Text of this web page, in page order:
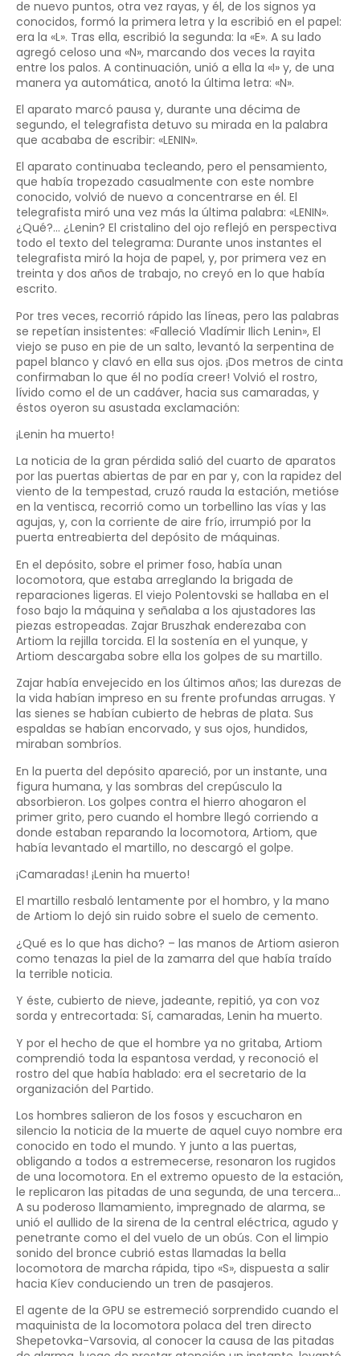
de nuevo puntos, otra vez rayas, y él, de los signos ya
conocidos, formó la primera letra y la escribió en el papel:
era la «L». Tras ella, escribió la segunda: la «E». A su lado
agregó celoso una «N», marcando dos veces la rayita
entre los palos. A continuación, unió a ella la «I» y, de una
manera ya automática, anotó la última letra: «N».
El aparato marcó pausa y, durante una décima de
segundo, el telegrafista detuvo su mirada en la palabra
que acababa de escribir: «LENIN».
El aparato continuaba tecleando, pero el pensamiento,
que había tropezado casualmente con este nombre
conocido, volvió de nuevo a concentrarse en él. El
telegrafista miró una vez más la última palabra: «LENIN».
¿Qué?… ¿Lenin? El cristalino del ojo reflejó en perspectiva
todo el texto del telegrama: Durante unos instantes el
telegrafista miró la hoja de papel, y, por primera vez en
treinta y dos años de trabajo, no creyó en lo que había
escrito.
Por tres veces, recorrió rápido las líneas, pero las palabras
se repetían insistentes: «Falleció Vladímir Ilich Lenin», El
viejo se puso en pie de un salto, levantó la serpentina de
papel blanco y clavó en ella sus ojos. ¡Dos metros de cinta
confirmaban lo que él no podía creer! Volvió el rostro,
lívido como el de un cadáver, hacia sus camaradas, y
éstos oyeron su asustada exclamación:
¡Lenin ha muerto!
La noticia de la gran pérdida salió del cuarto de aparatos
por las puertas abiertas de par en par y, con la rapidez del
viento de la tempestad, cruzó rauda la estación, metióse
en la ventisca, recorrió como un torbellino las vías y las
agujas, y, con la corriente de aire frío, irrumpió por la
puerta entreabierta del depósito de máquinas.
En el depósito, sobre el primer foso, había unan
locomotora, que estaba arreglando la brigada de
reparaciones ligeras. El viejo Polentovski se hallaba en el
foso bajo la máquina y señalaba a los ajustadores las
piezas estropeadas. Zajar Bruszhak enderezaba con
Artiom la rejilla torcida. El la sostenía en el yunque, y
Artiom descargaba sobre ella los golpes de su martillo.
Zajar había envejecido en los últimos años; las durezas de
la vida habían impreso en su frente profundas arrugas. Y
las sienes se habían cubierto de hebras de plata. Sus
espaldas se habían encorvado, y sus ojos, hundidos,
miraban sombríos.
En la puerta del depósito apareció, por un instante, una
figura humana, y las sombras del crepúsculo la
absorbieron. Los golpes contra el hierro ahogaron el
primer grito, pero cuando el hombre llegó corriendo a
donde estaban reparando la locomotora, Artiom, que
había levantado el martillo, no descargó el golpe.
¡Camaradas! ¡Lenin ha muerto!
El martillo resbaló lentamente por el hombro, y la mano
de Artiom lo dejó sin ruido sobre el suelo de cemento.
¿Qué es lo que has dicho? – las manos de Artiom asieron
como tenazas la piel de la zamarra del que había traído
la terrible noticia.
Y éste, cubierto de nieve, jadeante, repitió, ya con voz
sorda y entrecortada: Sí, camaradas, Lenin ha muerto.
Y por el hecho de que el hombre ya no gritaba, Artiom
comprendió toda la espantosa verdad, y reconoció el
rostro del que había hablado: era el secretario de la
organización del Partido.
Los hombres salieron de los fosos y escucharon en
silencio la noticia de la muerte de aquel cuyo nombre era
conocido en todo el mundo. Y junto a las puertas,
obligando a todos a estremecerse, resonaron los rugidos
de una locomotora. En el extremo opuesto de la estación,
le replicaron las pitadas de una segunda, de una tercera…
A su poderoso llamamiento, impregnado de alarma, se
unió el aullido de la sirena de la central eléctrica, agudo y
penetrante como el del vuelo de un obús. Con el limpio
sonido del bronce cubrió estas llamadas la bella
locomotora de marcha rápida, tipo «S», dispuesta a salir
hacia Kíev conduciendo un tren de pasajeros.
El agente de la GPU se estremeció sorprendido cuando el
maquinista de la locomotora polaca del tren directo
Shepetovka-Varsovia, al conocer la causa de las pitadas